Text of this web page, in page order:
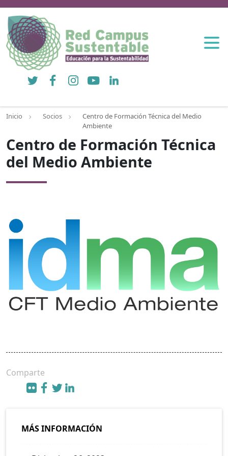
Twitter FacebookInstagramYouTubeLinkedIn
Inicio Socios
Centro de Formación Técnica del Medio
Ambiente
Centro de Formación Técnica
del Medio Ambiente
Comparte
MÁS INFORMACIÓN